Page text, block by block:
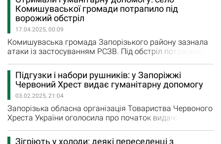
команда, яка налічує понад 200 працівників:
психологів, фінансових фахівців, фахівців соціальної
роботи, соціальних менеджерів тощо. На свій…
Комишуваської громади потрапило під
ворожий обстріл
17.04.2025, 00:09
Комишуваська громада Запорізького району зазнала
атаки із застосуванням РСЗВ. Під обстріл потрапило
постраждалих немає. Як повідомляє Гуманітарна місія
"Проліска - Запоріжжя", внаслідок атаки пошкоджено 5
приватних будинків та 4 господарські споруди —
вибито та зруйновано вікна, частково знищені дахи.…
Підгузки і набори рушників: у Запоріжжі
Червоний Хрест видає гуманітарну допомогу
03.02.2025, 21:04
Запорізька обласна організація Товариства Червоного
Хреста України оголосила про початок видачі
зазначається на фейсбук-сторінці організації,
Зігріють у холоди: деякі переселенці з